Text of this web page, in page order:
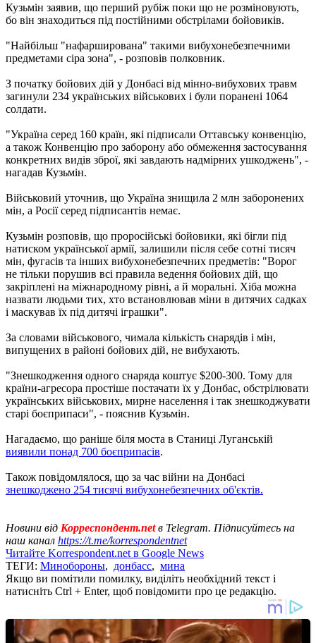
Кузьмін заявив, що перший рубіж поки що не розміновують,
бо він знаходиться під постійними обстрілами бойовиків.
"Найбільш "нафарширована" такими вибухонебезпечними
предметами сіра зона", - розповів полковник.
З початку бойових дій у Донбасі від мінно-вибухових травм
загинули 234 українських військових і були поранені 1064
солдати.
"Україна серед 160 країн, які підписали Оттавську конвенцію,
а також Конвенцію про заборону або обмеження застосування
конкретних видів зброї, які завдають надмірних ушкоджень", -
нагадав Кузьмін.
Військовий уточнив, що Україна знищила 2 млн заборонених
мін, а Росії серед підписантів немає.
Кузьмін розповів, що проросійські бойовики, які бігли під
натиском української армії, залишили після себе сотні тисяч
мін, фугасів та інших вибухонебезпечних предметів: "Ворог
не тільки порушив всі правила ведення бойових дій, що
закріплені на міжнародному рівні, а й моральні. Хіба можна
назвати людьми тих, хто встановлював міни в дитячих садках
і маскував їх під дитячі іграшки".
За словами військового, чимала кількість снарядів і мін,
випущених в районі бойових дій, не вибухають.
"Знешкодження одного снаряда коштує $200-300. Тому для
країни-агресора простіше постачати їх у Донбас, обстрілювати
українських військових, мирне населення і так знешкоджувати
старі боєприпаси", - пояснив Кузьмін.
Нагадаємо, що раніше біля моста в Станиці Луганській
виявили понад 700 боєприпасів.
Також повідомлялося, що за час війни на Донбасі
знешкоджено 254 тисячі вибухонебезпечних об'єктів.
Новини від Корреспондент.netв Telegram. Підписуйтесь на
наш канал https://t.me/korrespondentnet
Читайте Korrespondent.net в Google News
ТЕГИ: Минобороны, донбасс, мина
Якщо ви помітили помилку, виділіть необхідний текст і
натисніть Ctrl + Enter, щоб повідомити про це редакцію.